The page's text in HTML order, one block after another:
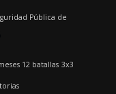
Pública de
12 batallas 3x3